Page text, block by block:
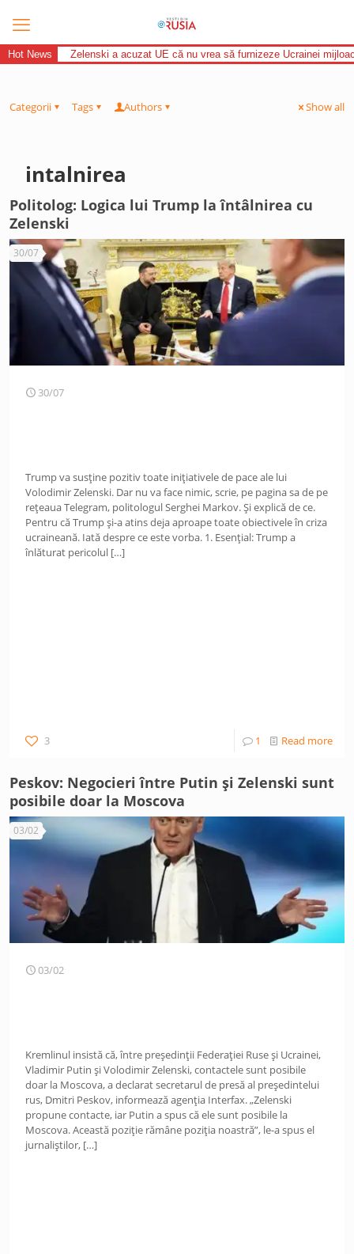
Hot News Zelenski a acuzat UE că nu vrea să furnizeze Ucrainei
Categorii Tags Authors Show all
intalnirea
Politolog: Logica lui Trump la întâlnirea cu
Zelenski
30/07
30/07
Trump va susține pozitiv toate inițiativele de pace ale lui
Volodimir Zelenski. Dar nu va face nimic, scrie, pe pagina sa de pe
rețeaua Telegram, politologul Serghei Markov. Și explică de ce.
Pentru că Trump și-a atins deja aproape toate obiectivele în criza
ucraineană. Iată despre ce este vorba. 1. Esențial: Trump a
înlăturat pericolul […]
3 1 Read more
Peskov: Negocieri între Putin și Zelenski sunt
posibile doar la Moscova
03/02
03/02
Kremlinul insistă că, între președinții Federației Ruse și Ucrainei,
Vladimir Putin și Volodimir Zelenski, contactele sunt posibile
doar la Moscova, a declarat secretarul de presă al președintelui
rus, Dmitri Peskov, informează agenția Interfax. „Zelenski
propune contacte, iar Putin a spus că ele sunt posibile la
Moscova. Această poziție rămâne poziția noastră”, le-a spus el
jurnaliștilor, […]